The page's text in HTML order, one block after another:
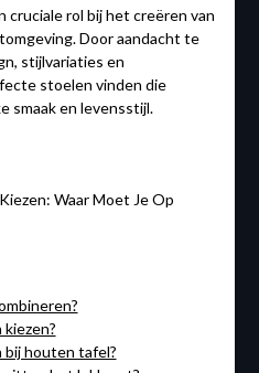
cruciale rol bij het creëren van
Door aandacht te
stijlvariaties en
stoelen vinden die
smaak en levensstijl.
Waar Moet Je Op
houten tafel?